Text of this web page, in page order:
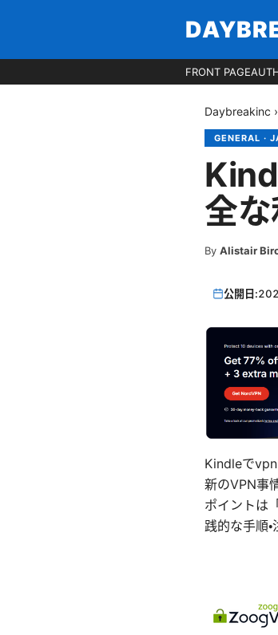
FRONT PAGE
Daybreakinc ›
GENERAL ·
全
By Alistair
公開日:
Kindleで
新のVPN事
ポイントは
践的な手順